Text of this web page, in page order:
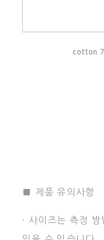
cotton
■ 제품 유의사항
· 사이즈는 측정